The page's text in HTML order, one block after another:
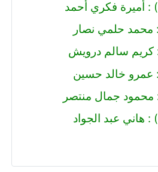
المراسم رقم (224) : هاني عبد الجواد